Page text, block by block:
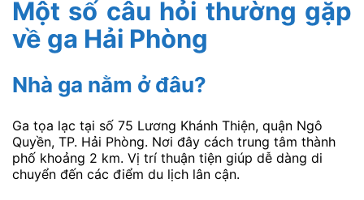
Một số câu hỏi thường gặp
về ga Hải Phòng
Nhà ga nằm ở đâu?
Ga tọa lạc tại số 75 Lương Khánh Thiện, quận Ngô
Quyền, TP. Hải Phòng. Nơi đây cách trung tâm thành
phố khoảng 2 km. Vị trí thuận tiện giúp dễ dàng di
chuyển đến các điểm du lịch lân cận.